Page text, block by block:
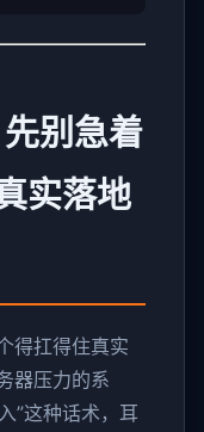
别急着
实落地
得扛得住真实
器压力的系
”这种话术，耳